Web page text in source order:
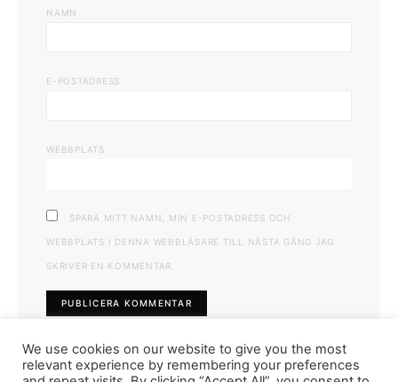
NAMN
E-POSTADRESS
WEBBPLATS
SPARA MITT NAMN, MIN E-POSTADRESS OCH
WEBBPLATS I DENNA WEBBLÄSARE TILL NÄSTA GÅNG JAG
SKRIVER EN KOMMENTAR.
We use cookies on our website to give you the most
relevant experience by remembering your preferences